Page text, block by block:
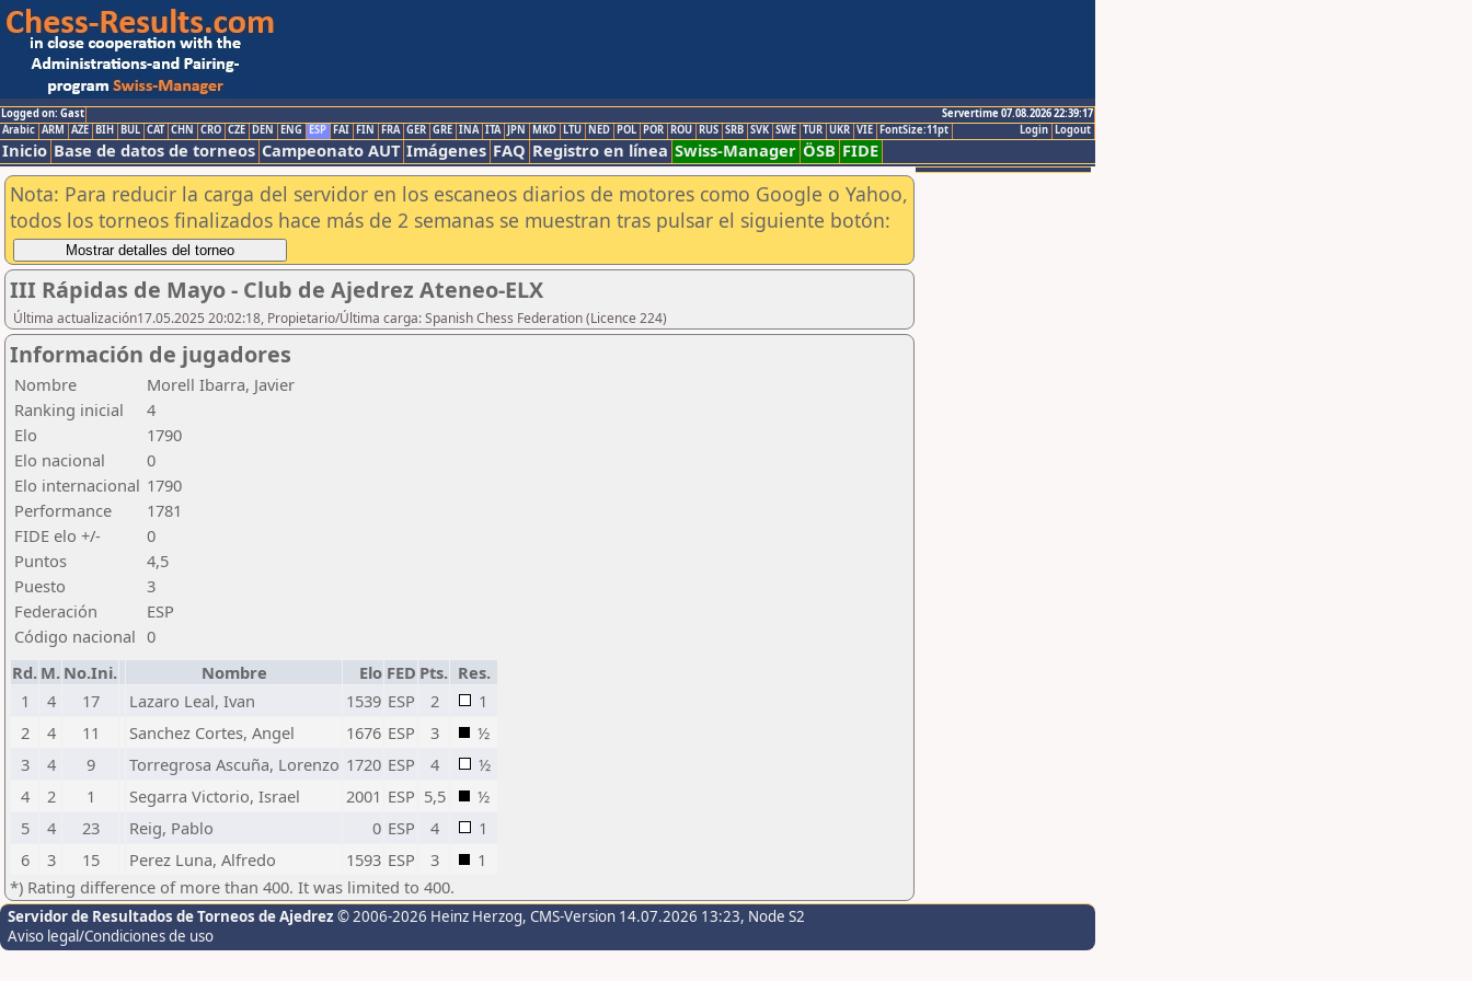
Logged on: Gast
Servertime 07.08.2026 22:39:17
Logout
Login
Arabic ARM AZE BIH BUL CAT CHN CRO CZE DEN ENG ESP FAI FIN FRA GER GRE INA ITA JPN MKD LTU NED POL POR ROU RUS SRB SVK SWE TUR UKR VIE FontSize:11pt
Inicio Base de datos de torneos Campeonato AUT Imágenes FAQ Registro en línea Swiss-Manager ÖSB FIDE
Nota: Para reducir la carga del servidor en los escaneos diarios de motores como Google o Yahoo,
todos los torneos finalizados hace más de 2 semanas se muestran tras pulsar el siguiente botón:
III Rápidas de Mayo - Club de Ajedrez Ateneo-ELX
Última actualización17.05.2025 20:02:18, Propietario/Última carga: Spanish Chess Federation (Licence 224)
Información de jugadores
Nombre
Morell Ibarra, Javier
Ranking inicial
4
Elo
1790
Elo nacional
0
Elo internacional 1790
Performance
1781
FIDE elo +/-
0
Puntos
4,5
Puesto
3
Federación
ESP
Código nacional 0
Rd. M. No.Ini. Nombre Elo FED Pts. Res.
1
4 17 Lazaro Leal, Ivan 1539 ESP 2
1
2
4 11 Sanchez Cortes, Angel 1676 ESP 3
½
3
4 9 Torregrosa Ascuña, Lorenzo 1720 ESP 4
½
4
2 1 Segarra Victorio, Israel 2001 ESP 5,5
½
5
4 23 Reig, Pablo 0 ESP 4
1
6
3 15 Perez Luna, Alfredo 1593 ESP 3
1
*) Rating difference of more than 400. It was limited to 400.
Servidor de Resultados de Torneos de Ajedrez © 2006-2026 Heinz Herzog, CMS-Version 14.07.2026 13:23, Node S2
Aviso legal/Condiciones de uso